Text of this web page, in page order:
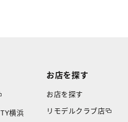
TY横浜
お店を探す
お店を探す
リモデルクラブ店